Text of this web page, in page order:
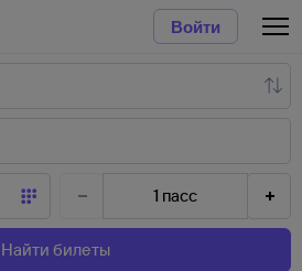
Войти
1 пасс
Найти билеты